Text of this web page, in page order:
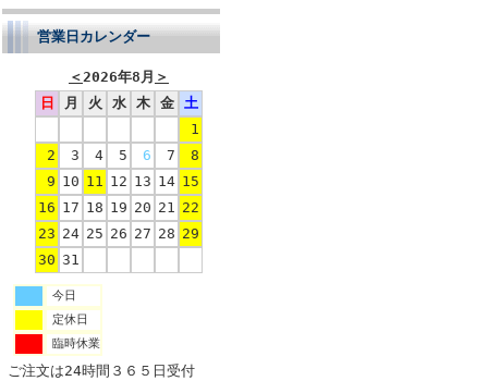
営業日カレンダー
＜2026年8月 ＞
日
月 火 水 木 金
土
1
2
3 4 5 6 7
8
9 10 11 12 13 14 15
16 17 18 19 20 21 22
23 24 25 26 27 28 29
30 31
今日
定休日
臨時休業
ご注文は24時間３６５日受付